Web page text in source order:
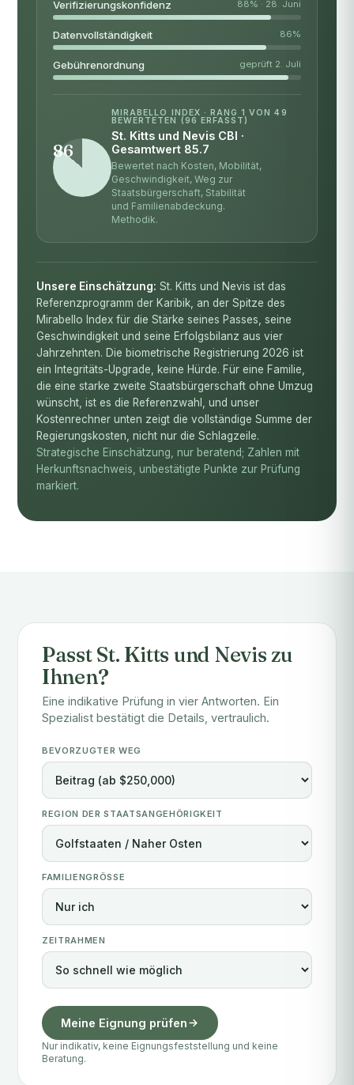
Verifizierungskonfidenz 88% · 28. Juni
Datenvollständigkeit 86%
Gebührenordnung geprüft 2. Juli
86
MIRABELLO INDEX · RANG 1 VON 49
BEWERTETEN (96 ERFASST)
St. Kitts und Nevis CBI ·
Gesamtwert 85.7
Bewertet nach Kosten, Mobilität,
Geschwindigkeit, Weg zur
Staatsbürgerschaft, Stabilität
und Familienabdeckung.
Methodik.
Unsere Einschätzung: St. Kitts und Nevis ist das
Referenzprogramm der Karibik, an der Spitze des
Mirabello Index für die Stärke seines Passes, seine
Geschwindigkeit und seine Erfolgsbilanz aus vier
Jahrzehnten. Die biometrische Registrierung 2026 ist
ein Integritäts-Upgrade, keine Hürde. Für eine Familie,
die eine starke zweite Staatsbürgerschaft ohne Umzug
wünscht, ist es die Referenzwahl, und unser
Kostenrechner unten zeigt die vollständige Summe der
Regierungskosten, nicht nur die Schlagzeile.
Strategische Einschätzung, nur beratend; Zahlen mit
Herkunftsnachweis, unbestätigte Punkte zur Prüfung
markiert.
Passt St. Kitts und Nevis zu
Ihnen?
Eine indikative Prüfung in vier Antworten. Ein
Spezialist bestätigt die Details, vertraulich.
BEVORZUGTER WEG
REGION DER STAATSANGEHÖRIGKEIT
FAMILIENGRÖSSE
ZEITRAHMEN
Meine Eignung prüfen
Nur indikativ, keine Eignungsfeststellung und keine
Beratung.